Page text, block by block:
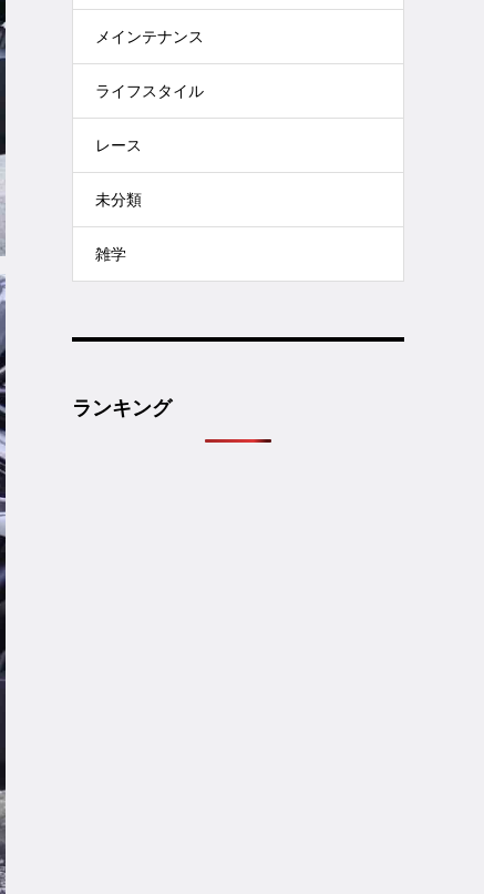
メインテナンス
ライフスタイル
レース
未分類
雑学
ランキング